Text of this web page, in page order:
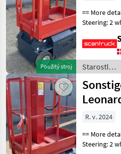
Použitý stroj
== More
Steering: 2
marking
type: Non-
Lifting
(sek.): 16/21
o stromy /
Sonstige
R. v. 2024
== More
Steering: 2